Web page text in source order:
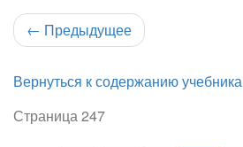
← Предыдущее
Вернуться к содержанию учебника
Страница 247